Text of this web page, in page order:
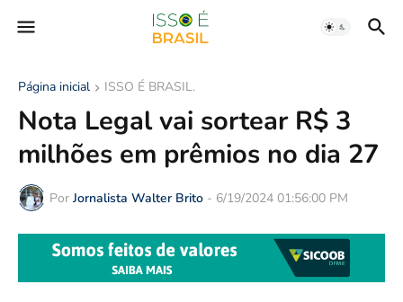
Página inicial ISSO É BRASIL.
Nota Legal vai sortear R$ 3
milhões em prêmios no dia 27
Por Jornalista Walter Brito - 6/19/2024 01:56:00 PM